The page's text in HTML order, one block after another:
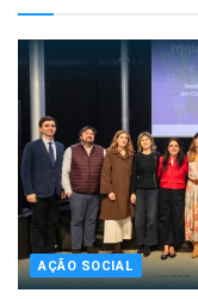
AÇÃO SOCIAL